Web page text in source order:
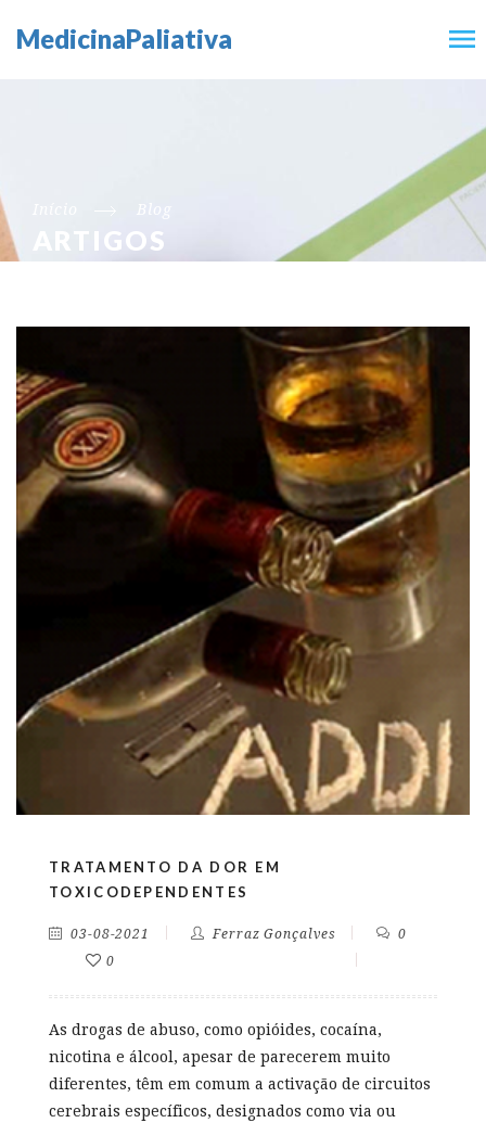
MedicinaPaliativa
Blog
ARTIGOS
TRATAMENTO DA DOR EM
TOXICODEPENDENTES
03-08-2021 Ferraz Gonçalves
0
0
As drogas de abuso, como opióides, cocaína,
nicotina e álcool, apesar de parecerem muito
diferentes, têm em comum a activação de circuitos
cerebrais específicos, designados como via ou